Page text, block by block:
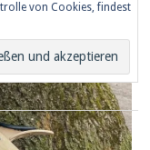
von Cookies, findest